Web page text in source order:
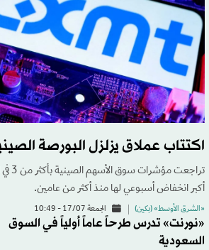
اكتتاب عملاق يزلزل البورصة
أكبر انخفاض أسبوعي لها منذ أكثر من عامين.
«الشرق الأوسط» (بكين) الجمعة 17/07 - 10:49
«نورنت» تدرس طرحاً عاماً أولياً في السوق
السعودية